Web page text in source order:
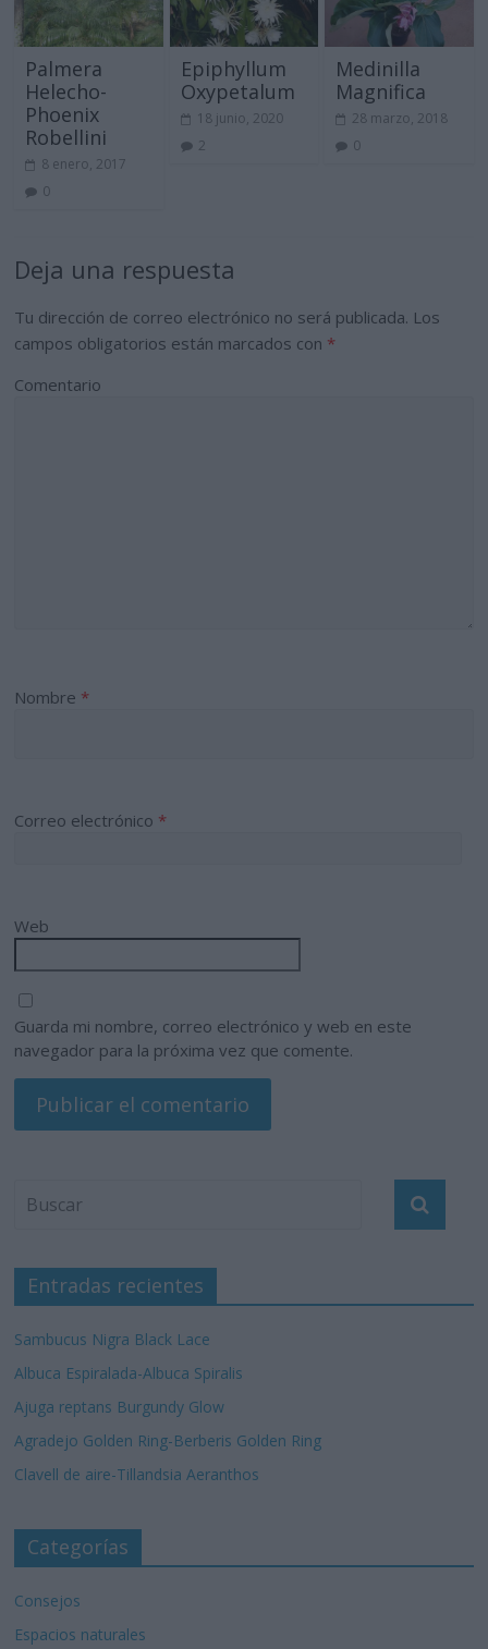
Palmera
Helecho-
Phoenix
Robellini
8 enero, 2017
0
Epiphyllum
Oxypetalum
18 junio, 2020
2
Medinilla
Magnifica
28 marzo, 2018
0
Deja una respuesta
Tu dirección de correo electrónico no será publicada. Los
campos obligatorios están marcados con *
Comentario
Nombre *
Correo electrónico *
Web
Guarda mi nombre, correo electrónico y web en este
navegador para la próxima vez que comente.
Entradas recientes
Sambucus Nigra Black Lace
Albuca Espiralada-Albuca Spiralis
Ajuga reptans Burgundy Glow
Agradejo Golden Ring-Berberis Golden Ring
Clavell de aire-Tillandsia Aeranthos
Categorías
Consejos
Espacios naturales